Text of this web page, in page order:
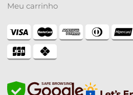
Meu carrinho
SAFE BROWSING